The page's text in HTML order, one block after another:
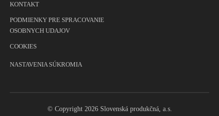
KONTAKT
PODMIENKY PRE SPRACOVANIE
OSOBNYCH UDAJOV
COOKIES
NASTAVENIA SÚKROMIA
© Copyright 2026 Slovenská produkčná, a.s.